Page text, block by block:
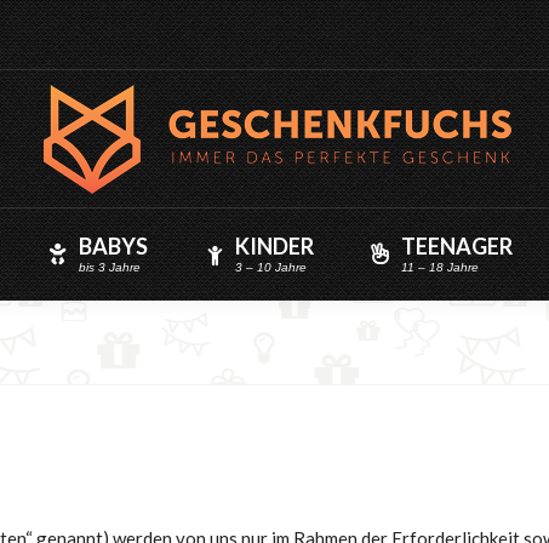
BABYS
bis 3 Jahre
KINDER
3 – 10 Jahre
TEENAGER
11 – 18 Jahre
genannt) werden von uns nur im Rahmen der Erforderlichkeit